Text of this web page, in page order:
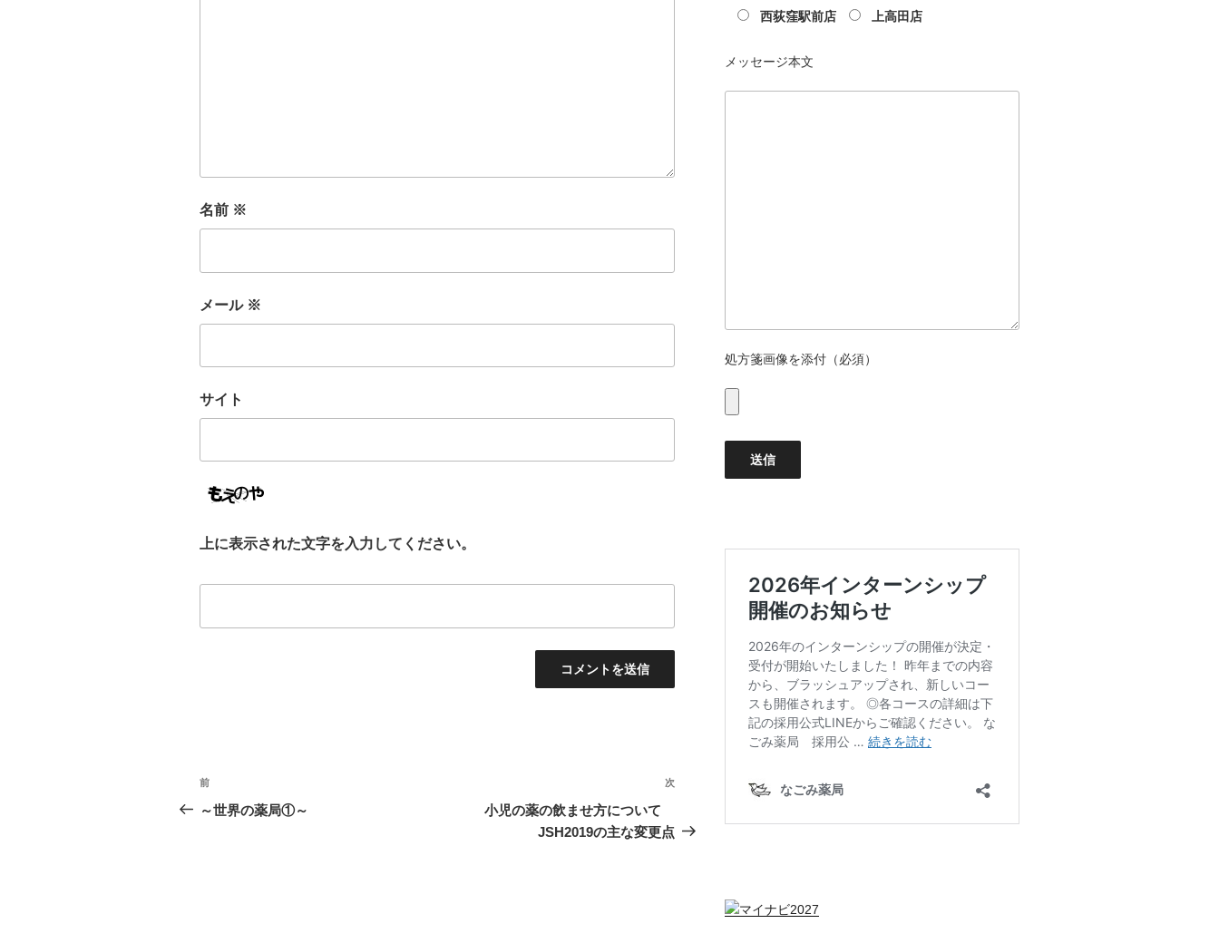
名前 ※
メール ※
サイト
上に表示された文字を入力してください。
投
稿
前
の
前
～世界の薬局①～
次
投
次
小児の薬の飲ませ方について
JSH2019の主な変更点
西荻窪駅前店
上高田店
メッセージ本文
処方箋画像を添付（必須）